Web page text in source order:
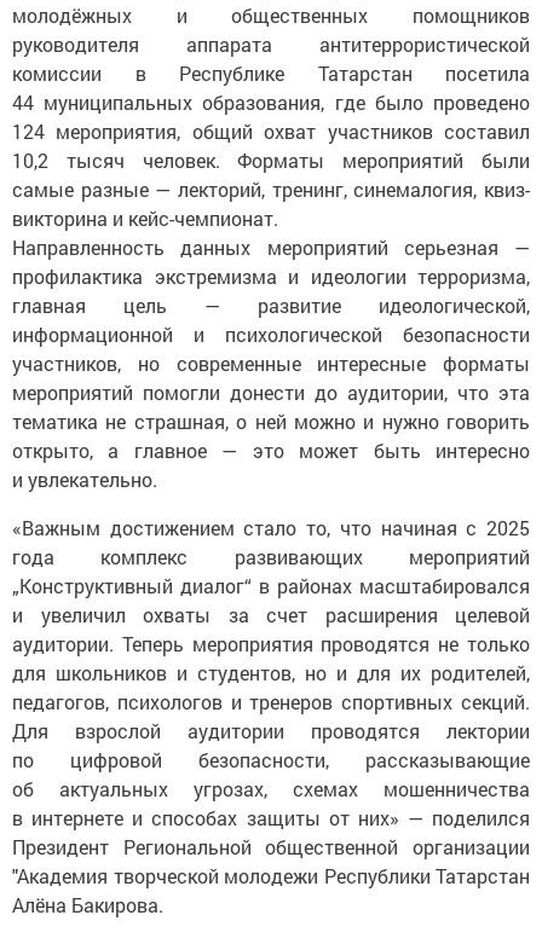
молодёжных и общественных помощников
руководителя аппарата антитеррористической
комиссии в Республике Татарстан посетила
44 муниципальных образования, где было проведено
124 мероприятия, общий охват участников составил
10,2 тысяч человек. Форматы мероприятий были
самые разные — лекторий, тренинг, синемалогия, квиз-
викторина и кейс-чемпионат.
Направленность данных мероприятий серьезная —
профилактика экстремизма и идеологии терроризма,
главная цель — развитие идеологической,
информационной и психологической безопасности
участников, но современные интересные форматы
мероприятий помогли донести до аудитории, что эта
тематика не страшная, о ней можно и нужно говорить
открыто, а главное — это может быть интересно
и увлекательно.
«Важным достижением стало то, что начиная с 2025
года комплекс развивающих мероприятий
„Конструктивный диалог“ в районах масштабировался
и увеличил охваты за счет расширения целевой
аудитории. Теперь мероприятия проводятся не только
для школьников и студентов, но и для их родителей,
педагогов, психологов и тренеров спортивных секций.
Для взрослой аудитории проводятся лектории
по цифровой безопасности, рассказывающие
об актуальных угрозах, схемах мошенничества
в интернете и способах защиты от них» — поделился
Президент Региональной общественной организации
"Академия творческой молодежи Республики Татарстан
Алёна Бакирова.